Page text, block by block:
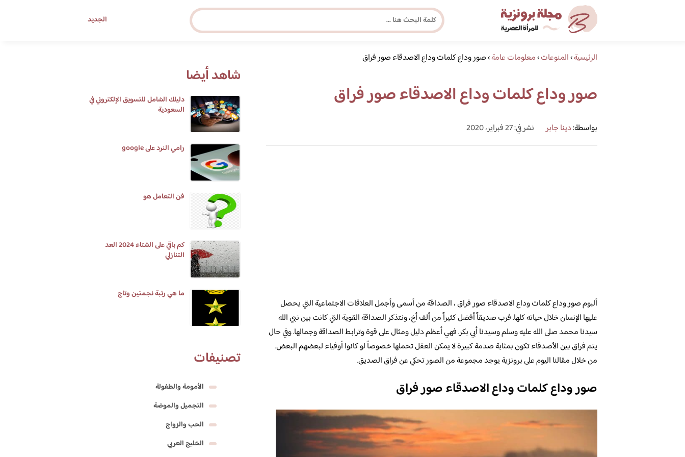
الجديد
مجلة برونزية للفتاة العصرية
ابحث عن أي موضوع يهمك
الرئيسية›المنوعات›معلومات عامة›صور وداع كلمات وداع الاصدقاء صور فراق
صور وداع كلمات وداع الاصدقاء صور فراق
بواسطة:دينا جابر نشر في: 27 فبراير، 2020
ألبوم صور وداع كلمات وداع الاصدقاء صور فراق ، الصداقة من أسمى وأجمل العلاقات الاجتماعية التي يحصل
عليها الإنسان خلال حياته كلها. فرب صديقاً أفضل كثيراً من ألف أخ، ونتذكر الصداقة القوية التي كانت بين نبي الله
سيدنا محمد صلى الله عليه وسلم وسيدنا أبي بكر. فهي أعظم دليل ومثال على قوة وترابط الصداقة وجمالها. وفي حال
يتم فراق بين الأصدقاء تكون بمثابة صدمة كبيرة لا يمكن العقل تحملها خصوصاً لو كانوا أوفياء لبعضهم البعض.
من خلال مقالنا اليوم على برونزية يوجد مجموعة من الصور تحكي عن فراق الصديق.
صور وداع كلمات وداع الاصدقاء صور فراق
شاهد أيضا
دليلك الشامل للتسويق الإلكتروني في
السعودية
رامي النرد على google
فن التعامل هو
كم باقي على الشتاء 2024 العد
التنازلي
ما هي رتبة نجمتين وتاج
تصنيفات
الأمومة والطفولة
التجميل والموضة
الحب والزواج
الخليج العربي